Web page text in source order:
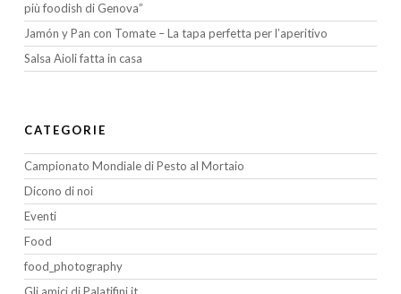
più foodish di Genova”
Jamón y Pan con Tomate – La tapa perfetta per l’aperitivo
Salsa Aioli fatta in casa
CATEGORIE
Campionato Mondiale di Pesto al Mortaio
Dicono di noi
Eventi
Food
food_photography